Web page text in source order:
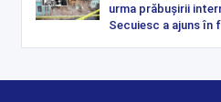
urma prăbușirii
Secuiesc a ajuns